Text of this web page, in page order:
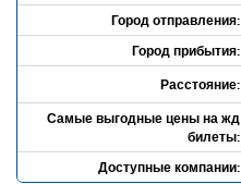
Город отправления:
Город прибытия:
Расстояние:
Самые выгодные цены на жд
билеты:
Доступные компании: